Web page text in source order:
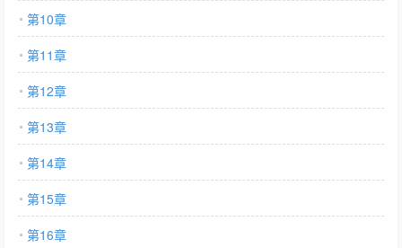
第10章
第11章
第12章
第13章
第14章
第15章
第16章